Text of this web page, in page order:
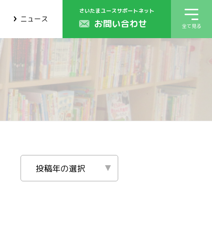
ニュース
さいたまユースサポートネット
お問い合わせ 全て見る